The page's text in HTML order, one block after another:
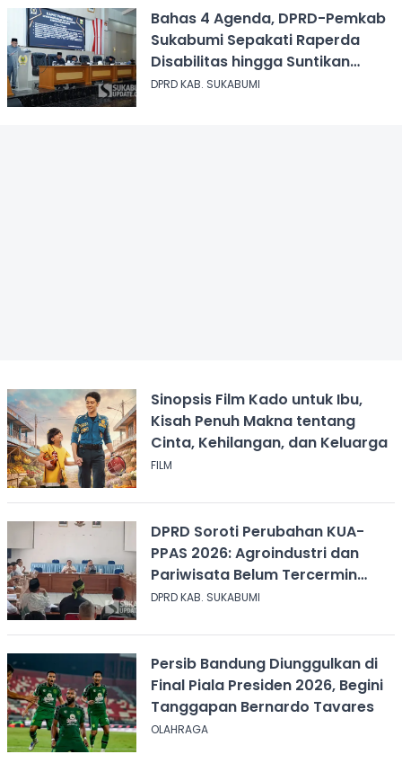
Bahas 4 Agenda, DPRD-Pemkab
Sukabumi Sepakati Raperda
Disabilitas hingga Suntikan
Modal Perum Pesona Wisata
DPRD KAB. SUKABUMI
Sinopsis Film Kado untuk Ibu,
Kisah Penuh Makna tentang
Cinta, Kehilangan, dan Keluarga
FILM
DPRD Soroti Perubahan KUA-
PPAS 2026: Agroindustri dan
Pariwisata Belum Tercermin
dalam Anggaran
DPRD KAB. SUKABUMI
Persib Bandung Diunggulkan di
Final Piala Presiden 2026, Begini
Tanggapan Bernardo Tavares
OLAHRAGA